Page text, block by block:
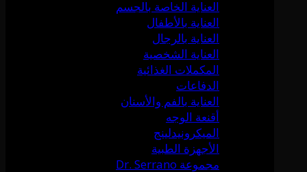
العناية الخاصة بالجسم
العناية بالأطفال
العناية بالرجال
العناية الشخصية
المكملات الغذائية
الدفاعات
العناية بالفم والأسنان
أقنعة الوجه
الميكرونيدلينج
الأجهزة الطبية
مجموعة Dr. Serrano